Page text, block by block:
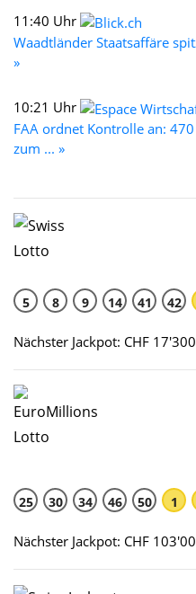
11:40 Uhr
Waadtländer Staatsaffäre
»
10:21 Uhr
FAA ordnet Kontrolle an:
zum ... »
5 8 9 14 41 42
Nächster Jackpot: CHF
25 30 34 46 50 1
Nächster Jackpot: CHF